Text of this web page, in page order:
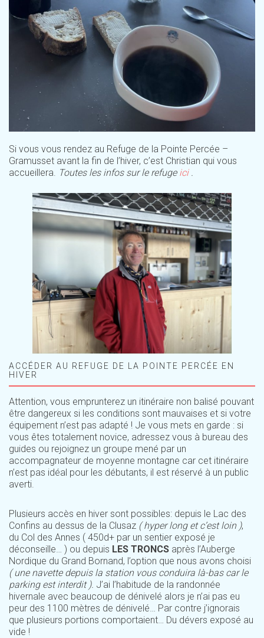
Si vous vous rendez au Refuge de la Pointe Percée –
Gramusset avant la fin de l’hiver, c’est Christian qui vous
accueillera. Toutes les infos sur le refugeici .
ACCÉDER AU REFUGE DE LA POINTE PERCÉE EN
HIVER
Attention, vous emprunterez un itinéraire non balisé pouvant
être dangereux si les conditions sont mauvaises et si votre
équipement n’est pas adapté ! Je vous mets en garde : si
vous êtes totalement novice, adressez vous à bureau des
guides ou rejoignez un groupe mené par un
accompagnateur de moyenne montagne car cet itinéraire
n’est pas idéal pour les débutants, il est réservé à un public
averti.
Plusieurs accès en hiver sont possibles: depuis le Lac des
Confins au dessus de la Clusaz ( hyper long et c’est loin ),
du Col des Annes ( 450d+ par un sentier exposé je
déconseille… ) ou depuis LES TRONCS après l’Auberge
Nordique du Grand Bornand, l’option que nous avons choisi
( une navette depuis la station vous conduira là-bas car le
parking est interdit ). J’ai l’habitude de la randonnée
hivernale avec beaucoup de dénivelé alors je n’ai pas eu
peur des 1100 mètres de dénivelé… Par contre j’ignorais
que plusieurs portions comportaient… Du dévers exposé au
vide !